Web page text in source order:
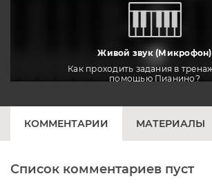
Живой звук (Микрофон)
Как проходить задания в
помощью Пианино?
Печатная клавиатура
тренировать
КОММЕНТАРИИ МАТЕРИАЛЫ
Список комментариев пуст